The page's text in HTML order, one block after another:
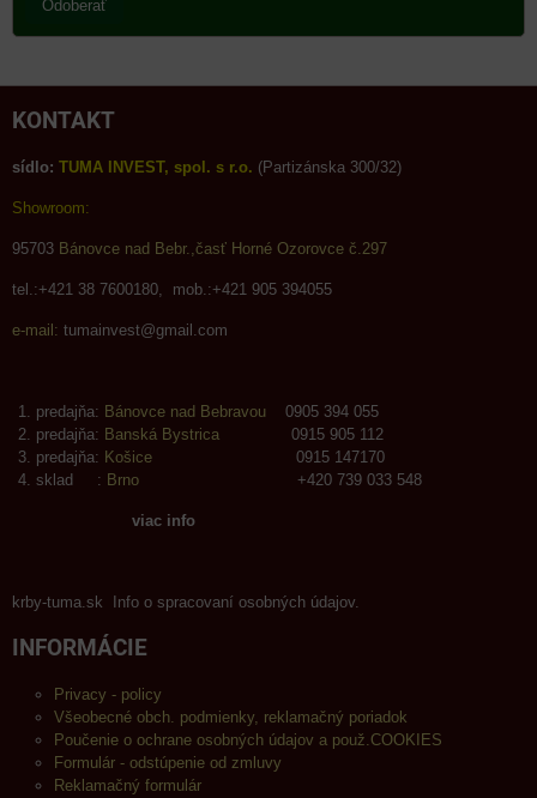
Odoberať
KONTAKT
sídlo: TUMA INVEST, spol. s r.o. (Partizánska 300/32)
Showroom:
95703 Bánovce nad Bebr.,časť Horné Ozorovce č.297
tel.:+421 38 7600180, mob.:+421 905 394055
e-mail: tumainvest@gmail.com
predajňa: Bánovce nad Bebravou 0905 394 055
predajňa: Banská Bystrica 0915 905 112
predajňa: Košice 0915 147170
sklad : Brno +420 739 033 548
viac info
krby-tuma.sk Info o spracovaní osobných údajov.
INFORMÁCIE
Privacy - policy
Všeobecné obch. podmienky, reklamačný poriadok
Poučenie o ochrane osobných údajov a použ.COOKIES
Formulár - odstúpenie od zmluvy
Reklamačný formulár